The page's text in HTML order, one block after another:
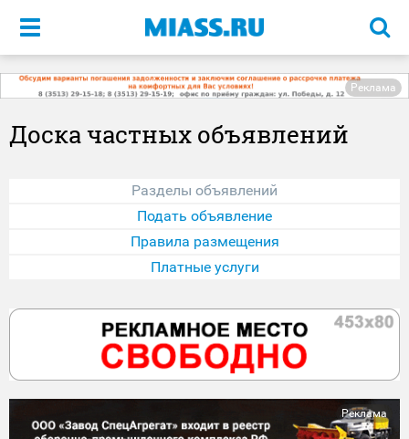
Меню
Реклама
Доска частных объявлений
Разделы объявлений
Подать объявление
Правила размещения
Платные услуги
Реклама